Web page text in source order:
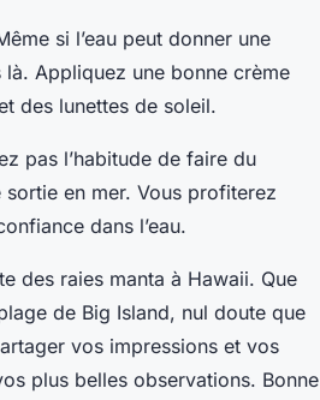
si l’eau peut donner une
Appliquez une bonne crème
des lunettes de soleil.
pas l’habitude de faire du
en mer. Vous profiterez
dans l’eau.
des raies manta à Hawaii. Que
de Big Island, nul doute que
vos impressions et vos
plus belles observations. Bonne